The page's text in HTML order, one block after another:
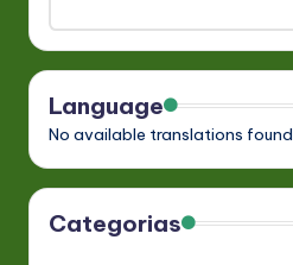
Language
No available translations found
Categorias